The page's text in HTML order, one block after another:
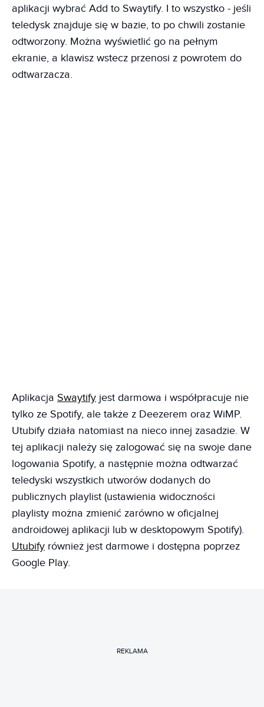
aplikacji wybrać Add to Swaytify. I to wszystko - jeśli
teledysk znajduje się w bazie, to po chwili zostanie
odtworzony. Można wyświetlić go na pełnym
ekranie, a klawisz wstecz przenosi z powrotem do
odtwarzacza.
Aplikacja Swaytify jest darmowa i współpracuje nie
tylko ze Spotify, ale także z Deezerem oraz WiMP.
Utubify działa natomiast na nieco innej zasadzie. W
tej aplikacji należy się zalogować się na swoje dane
logowania Spotify, a następnie można odtwarzać
teledyski wszystkich utworów dodanych do
publicznych playlist (ustawienia widoczności
playlisty można zmienić zarówno w oficjalnej
androidowej aplikacji lub w desktopowym Spotify).
Utubify również jest darmowe i dostępna poprzez
Google Play.
REKLAMA